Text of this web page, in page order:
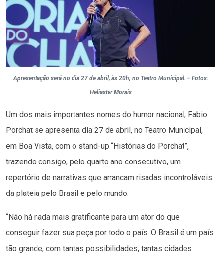
Apresentação será no dia 27 de abril, às 20h, no Teatro Municipal. – Fotos:
Heliaster Morais
Um dos mais importantes nomes do humor nacional, Fabio
Porchat se apresenta dia 27 de abril, no Teatro Municipal,
em Boa Vista, com o stand-up “Histórias do Porchat”,
trazendo consigo, pelo quarto ano consecutivo, um
repertório de narrativas que arrancam risadas incontroláveis
da plateia pelo Brasil e pelo mundo.
“Não há nada mais gratificante para um ator do que
conseguir fazer sua peça por todo o país. O Brasil é um país
tão grande, com tantas possibilidades, tantas cidades